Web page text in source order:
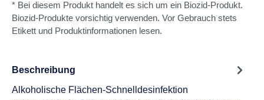
* Bei diesem Produkt handelt es sich um ein Biozid-Produkt.
Biozid-Produkte vorsichtig verwenden. Vor Gebrauch stets
Etikett und Produktinformationen lesen.
Beschreibung
Alkoholische Flächen-Schnelldesinfektion